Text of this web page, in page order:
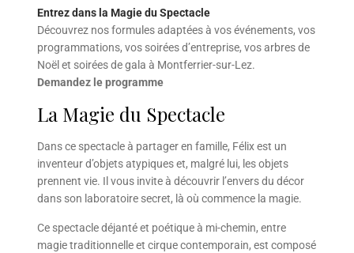
Entrez dans la Magie du Spectacle
Découvrez nos formules adaptées à vos événements, vos
programmations, vos soirées d’entreprise, vos arbres de
Noël et soirées de gala à Montferrier-sur-Lez.
Demandez le programme
La Magie du Spectacle
Dans ce spectacle à partager en famille, Félix est un
inventeur d’objets atypiques et, malgré lui, les objets
prennent vie. Il vous invite à découvrir l’envers du décor
dans son laboratoire secret, là où commence la magie.
Ce spectacle déjanté et poétique à mi-chemin, entre
magie traditionnelle et cirque contemporain, est composé